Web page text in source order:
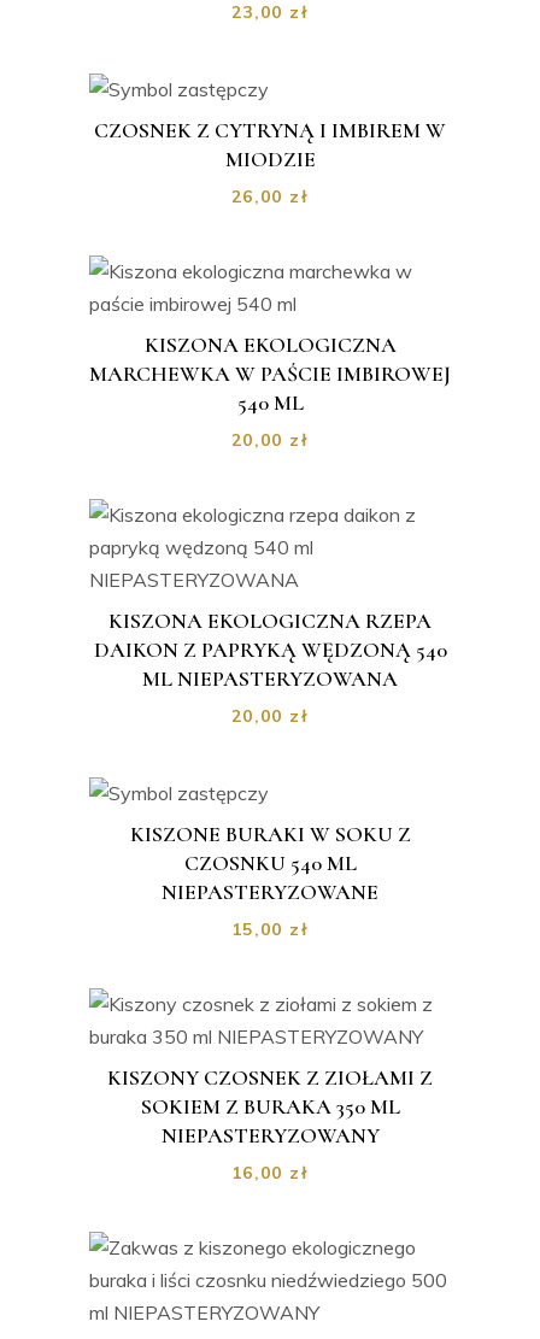
23,00 zł
CZOSNEK Z CYTRYNĄ I IMBIREM W
MIODZIE
26,00 zł
KISZONA EKOLOGICZNA
MARCHEWKA W PAŚCIE IMBIROWEJ
540 ML
20,00 zł
KISZONA EKOLOGICZNA RZEPA
DAIKON Z PAPRYKĄ WĘDZONĄ 540
ML NIEPASTERYZOWANA
20,00 zł
KISZONE BURAKI W SOKU Z
CZOSNKU 540 ML
NIEPASTERYZOWANE
15,00 zł
KISZONY CZOSNEK Z ZIOŁAMI Z
SOKIEM Z BURAKA 350 ML
NIEPASTERYZOWANY
16,00 zł